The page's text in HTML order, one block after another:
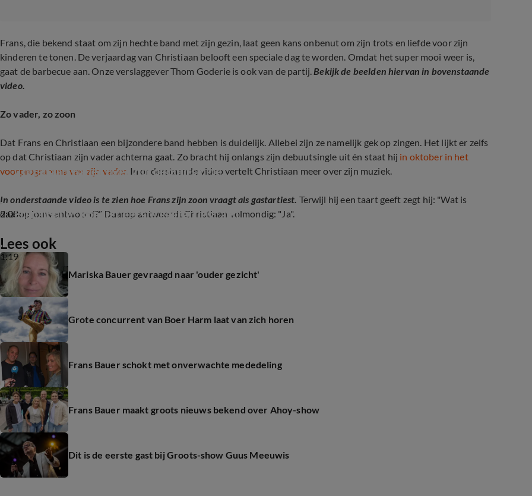
Frans, die bekend staat om zijn hechte band met zijn gezin, laat geen kans onbenut om zijn trots en liefde voor zijn
kinderen te tonen. De verjaardag van Christiaan belooft een speciale dag te worden. Omdat het super mooi weer is,
gaat de barbecue aan. Onze verslaggever Thom Goderie is ook van de partij.Bekijk de beelden hiervan in bovenstaande
video.
Zo vader, zo zoon
Dat Frans en Christiaan een bijzondere band hebben is duidelijk. Allebei zijn ze namelijk gek op zingen. Het lijkt er zelfs
op dat Christiaan zijn vader achterna gaat. Zo bracht hij onlangs zijn debuutsingle uit én staat hij in oktober in het
voorprogramma van zijn vader. In onderstaande video vertelt Christiaan meer over zijn muziek.
2:08
Christiaan Bauer over zijn debuutsingle
In onderstaande video is te zien hoe Frans zijn zoon vraagt als gastartiest. Terwijl hij een taart geeft zegt hij: "Wat is
daarop jouw antwoord?" Daarop antwoordt Christiaan volmondig: "Ja".
1:19
Frans Bauer kondigt eerste gastartiest aan
Lees ook
Mariska Bauer gevraagd naar 'ouder gezicht'
Grote concurrent van Boer Harm laat van zich horen
Frans Bauer schokt met onverwachte mededeling
Frans Bauer maakt groots nieuws bekend over Ahoy-show
Dit is de eerste gast bij Groots-show Guus Meeuwis